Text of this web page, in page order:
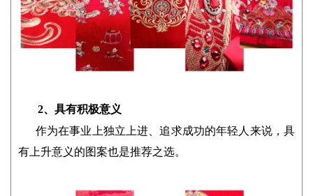
2、具有积极意义
作为在事业上独立上进、追求成功的年轻人来说，具
有上升意义的图案也是推荐之选。